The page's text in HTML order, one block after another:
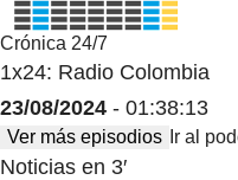
Crónica 24/7
1x24: Radio Colombia
23/08/2024 - 01:38:13
Ver más episodios Ir al
Noticias en 3′